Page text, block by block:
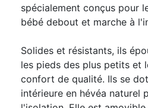
spécialement conçus pour
bébé debout et marche à
Solides et résistants, ils
les pieds des plus petits et
confort de qualité. Ils se
intérieure en hévéa naturel